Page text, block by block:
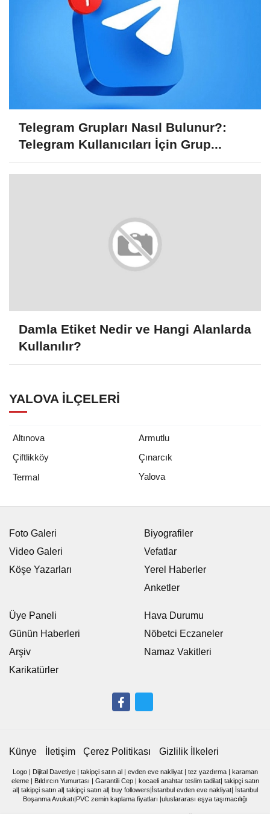
Telegram Grupları Nasıl Bulunur?:
Telegram Kullanıcıları İçin Grup...
Damla Etiket Nedir ve Hangi Alanlarda
Kullanılır?
YALOVA İLÇELERI
Altınova
Armutlu
Çiftlikköy
Çınarcık
Termal
Yalova
Foto Galeri
Video Galeri
Köşe Yazarları
Biyografiler
Vefatlar
Yerel Haberler
Anketler
Üye Paneli
Günün Haberleri
Arşiv
Karikatürler
Hava Durumu
Nöbetci Eczaneler
Namaz Vakitleri
Künye İletişim Çerez Politikası Gizlilik İlkeleri
Logo| Dijital Davetiye| takipçi satın al| evden eve nakliyat| tez yazdırma| karaman
eleme| Bıldırcın Yumurtası | Garantili Cep| kocaeli anahtar teslim tadilat| takipçi satın
al| takipçi satın al| takipçi satın al| buy followers|İstanbul evden eve nakliyat| İstanbul
Boşanma Avukatı|PVC zemin kaplama fiyatları |uluslararası eşya taşımacılığı